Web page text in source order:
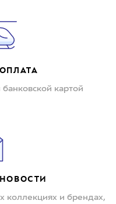
картой
коллекциях и брендах,